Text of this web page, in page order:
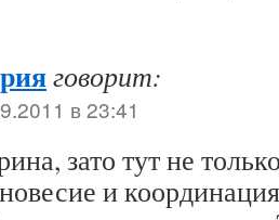
говорит:
в 23:41
зато тут не
и